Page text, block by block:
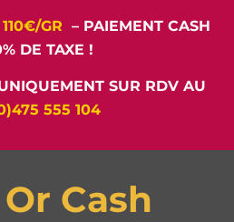
GR – PAIEMENT CASH
DE TAXE !
SUR RDV AU
555 104
Cash